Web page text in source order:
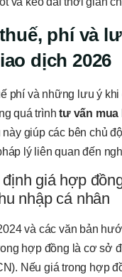
phí và
dịch 2026
phí và những lưu ý
quá trìnhtư vấn mua
giúp các bên chủ
lý liên quan đến
giá hợp
nhập cá nhân
và các văn bản
hợp đồng là cơ sở
Nếu giá trong hợp